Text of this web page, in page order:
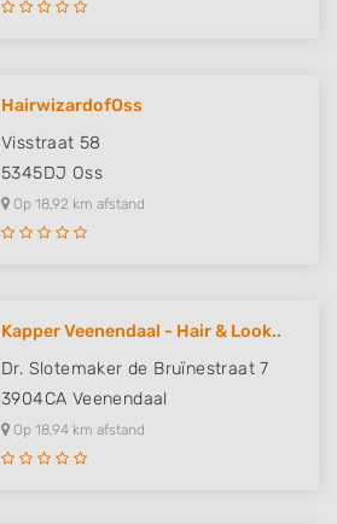
HairwizardofOss
Visstraat 58
5345DJ Oss
Op 18,92 km afstand
Kapper Veenendaal - Hair & Look..
Dr. Slotemaker de Bruïnestraat 7
3904CA Veenendaal
Op 18,94 km afstand